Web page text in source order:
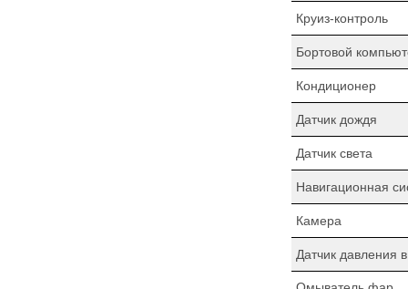
Круиз-контроль
Бортовой
Кондиционер
Датчик дождя
Датчик света
Навигационная
Камера
Датчик давления